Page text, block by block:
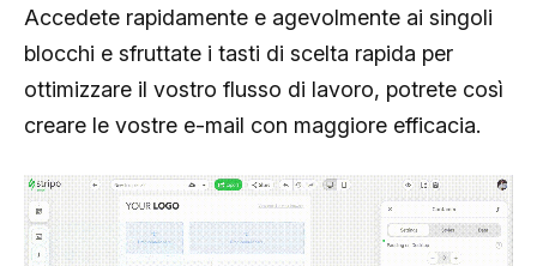
Accedete rapidamente e agevolmente ai singoli
blocchi e sfruttate i tasti di scelta rapida per
ottimizzare il vostro flusso di lavoro, potrete così
creare le vostre e-mail con maggiore efficacia.